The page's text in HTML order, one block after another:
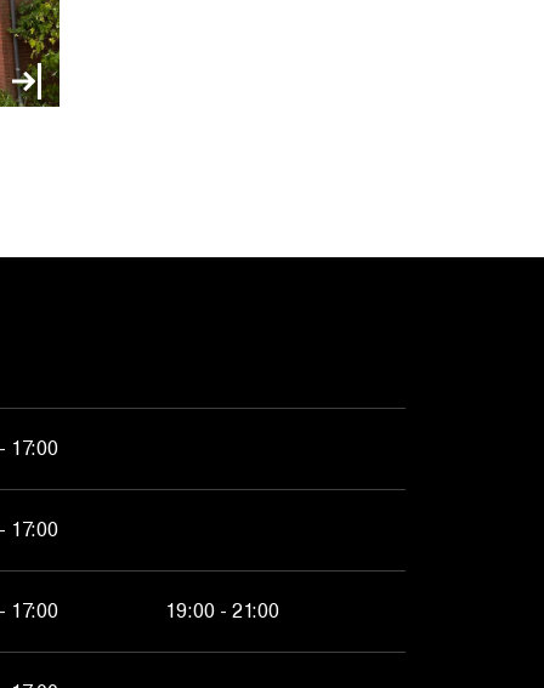
17:00
17:00
17:00 19:00 - 21:00